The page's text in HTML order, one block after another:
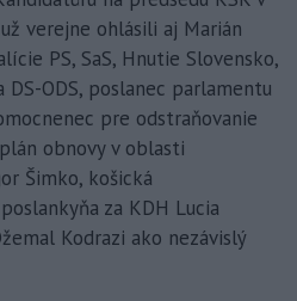
verejne ohlásili aj Marián
PS, SaS, Hnutie Slovensko,
ODS, poslanec parlamentu
pre odstraňovanie
obnovy v oblasti
Šimko, košická
za KDH Lucia
Kodrazi ako nezávislý